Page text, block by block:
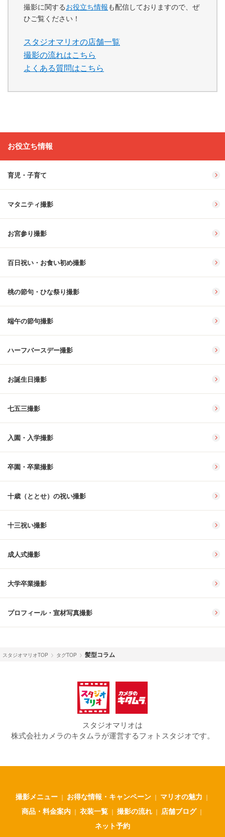
撮影に関するお役立ち情報も配信しておりますので、ぜ
ひご覧ください！
スタジオマリオの店舗一覧
撮影の流れはこちら
よくある質問はこちら
お役立ち情報
育児・子育て
マタニティ撮影
お宮参り撮影
百日祝い・お食い初め撮影
桃の節句・ひな祭り撮影
端午の節句撮影
ハーフバースデー撮影
お誕生日撮影
七五三撮影
入園・入学撮影
卒園・卒業撮影
十歳（ととせ）の祝い撮影
十三祝い撮影
成人式撮影
大学卒業撮影
プロフィール・宣材写真撮影
スタジオマリオTOP タグTOP 髪型コラム
スタジオマリオは
株式会社カメラのキタムラが運営するフォトスタジオです。
撮影メニュー ｜ お得な情報・キャンペーン ｜ マリオの魅力 ｜
商品・料金案内 ｜ 衣装一覧 ｜ 撮影の流れ ｜ 店舗ブログ ｜
ネット予約